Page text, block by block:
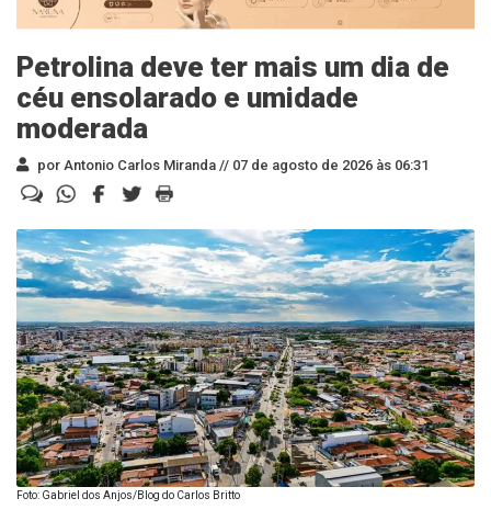
Petrolina deve ter mais um dia de
céu ensolarado e umidade
moderada
por Antonio Carlos Miranda // 07 de agosto de 2026 às 06:31
Foto: Gabriel dos Anjos/Blog do Carlos Britto